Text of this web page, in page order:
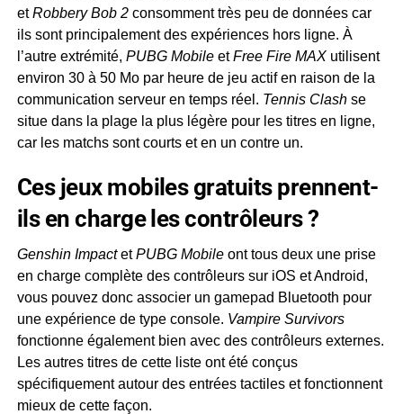
etRobbery Bob 2consomment très peu de données car
ils sont principalement des expériences hors ligne. À
l’autre extrémité, PUBG MobileetFree Fire MAXutilisent
environ 30 à 50 Mo par heure de jeu actif en raison de la
communication serveur en temps réel. Tennis Clashse
situe dans la plage la plus légère pour les titres en ligne,
car les matchs sont courts et en un contre un.
Ces jeux mobiles gratuits prennent-
ils en charge les contrôleurs ?
Genshin ImpactetPUBG Mobileont tous deux une prise
en charge complète des contrôleurs sur iOS et Android,
vous pouvez donc associer un gamepad Bluetooth pour
une expérience de type console. Vampire Survivors
fonctionne également bien avec des contrôleurs externes.
Les autres titres de cette liste ont été conçus
spécifiquement autour des entrées tactiles et fonctionnent
mieux de cette façon.